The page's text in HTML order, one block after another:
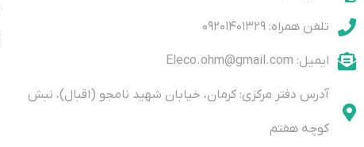
تلفن همراه: ۰۹۲۰۱۴۰۱۳۲۹
ایمیل: Eleco.ohm@gmail.com
آدرس دفتر مرکزی: کرمان، خیابان شهید نامجو (اقبال)، نبش
کوچه هفتم